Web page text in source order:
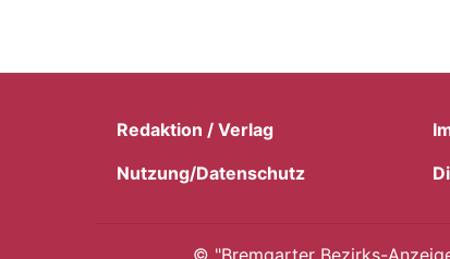
Redaktion / Verlag
Nutzung/Datenschutz
© "Bremgarter Bezirks-